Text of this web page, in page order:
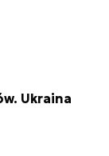
Ukraina